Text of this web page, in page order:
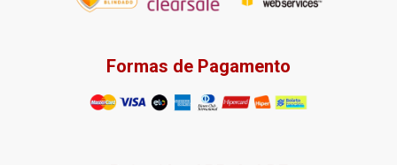
Formas de Pagamento